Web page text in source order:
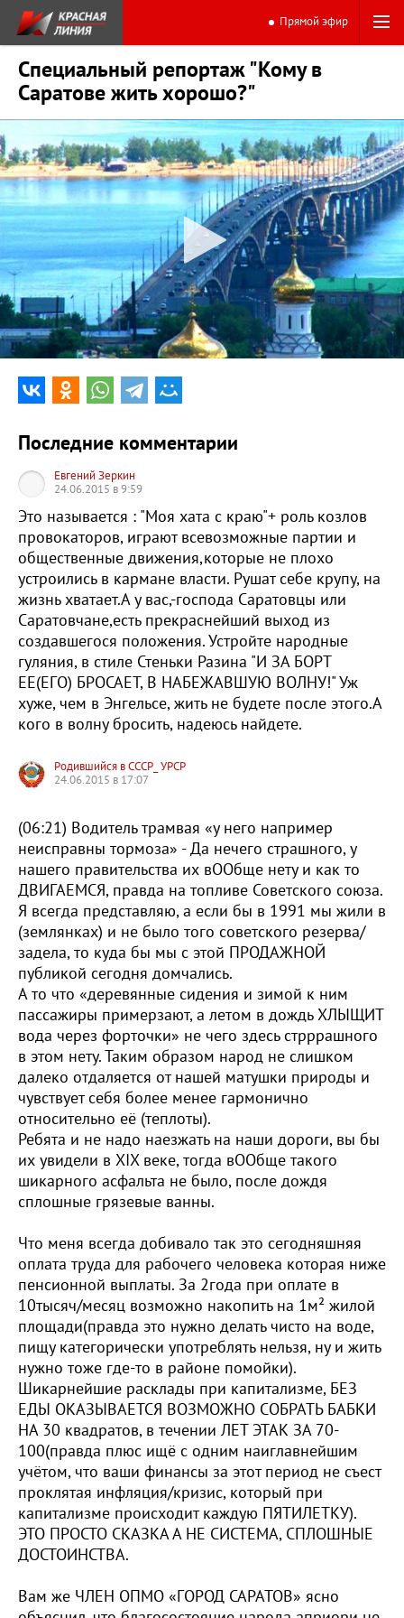
Прямой эфир
Специальный репортаж "Кому в
Саратове жить хорошо?"
0:00 15:10
Последние комментарии
Евгений Зеркин
24.06.2015 в 9:59
Это называется : "Моя хата с краю"+ роль козлов
провокаторов, играют всевозможные партии и
общественные движения,которые не плохо
устроились в кармане власти. Рушат себе крупу, на
жизнь хватает.А у вас,-господа Саратовцы или
Саратовчане,есть прекраснейший выход из
создавшегося положения. Устройте народные
гуляния, в стиле Стеньки Разина "И ЗА БОРТ
ЕЕ(ЕГО) БРОСАЕТ, В НАБЕЖАВШУЮ ВОЛНУ!" Уж
хуже, чем в Энгельсе, жить не будете после этого.А
кого в волну бросить, надеюсь найдете.
Родившийся в СССР_ УРСР
24.06.2015 в 17:07
(06:21) Водитель трамвая «у него например
неисправны тормоза» - Да нечего страшного, у
нашего правительства их вООбще нету и как то
ДВИГАЕМСЯ, правда на топливе Советского союза.
Я всегда представляю, а если бы в 1991 мы жили в
(землянках) и не было того советского резерва/
задела, то куда бы мы с этой ПРОДАЖНОЙ
публикой сегодня домчались.
А то что «деревянные сидения и зимой к ним
пассажиры примерзают, а летом в дождь ХЛЫЩИТ
вода через форточки» не чего здесь стрррашного
в этом нету. Таким образом народ не слишком
далеко отдаляется от нашей матушки природы и
чувствует себя более менее гармонично
относительно её (теплоты).
Ребята и не надо наезжать на наши дороги, вы бы
их увидели в XIX веке, тогда вООбще такого
шикарного асфальта не было, после дождя
сплошные грязевые ванны.
Что меня всегда добивало так это сегодняшняя
оплата труда для рабочего человека которая ниже
пенсионной выплаты. За 2года при оплате в
10тысяч/месяц возможно накопить на 1м² жилой
площади(правда это нужно делать чисто на воде,
пищу категорически употреблять нельзя, ну и жить
нужно тоже где-то в районе помойки).
Шикарнейшие расклады при капитализме, БЕЗ
ЕДЫ ОКАЗЫВАЕТСЯ ВОЗМОЖНО СОБРАТЬ БАБКИ
НА 30 квадратов, в течении ЛЕТ ЭТАК ЗА 70-
100(правда плюс ищё с одним наиглавнейшим
учётом, что ваши финансы за этот период не съест
проклятая инфляция/кризис, который при
капитализме происходит каждую ПЯТИЛЕТКУ).
ЭТО ПРОСТО СКАЗКА А НЕ СИСТЕМА, СПЛОШНЫЕ
ДОСТОИНСТВА.
Вам же ЧЛЕН ОПМО «ГОРОД САРАТОВ» ясно